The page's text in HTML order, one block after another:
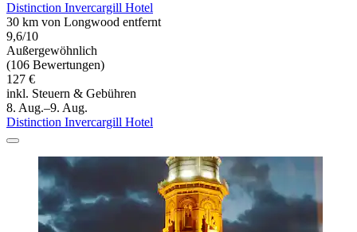
Distinction Invercargill Hotel
30 km von Longwood entfernt
9,6/10
Außergewöhnlich
(106 Bewertungen)
127 €
inkl. Steuern & Gebühren
8. Aug.–9. Aug.
Distinction Invercargill Hotel